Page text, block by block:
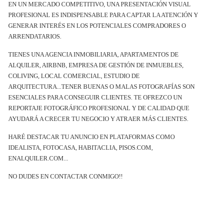
EN UN MERCADO COMPETITIVO, UNA PRESENTACIÓN VISUAL
PROFESIONAL ES INDISPENSABLE PARA CAPTAR LA ATENCIÓN Y
GENERAR INTERÉS EN LOS POTENCIALES COMPRADORES O
ARRENDATARIOS.
TIENES UNA AGENCIA INMOBILIARIA, APARTAMENTOS DE
ALQUILER, AIRBNB, EMPRESA DE GESTIÓN DE INMUEBLES,
COLIVING, LOCAL COMERCIAL, ESTUDIO DE
ARQUITECTURA...TENER BUENAS O MALAS FOTOGRAFÍAS SON
ESENCIALES PARA CONSEGUIR CLIENTES. TE OFREZCO UN
REPORTAJE FOTOGRÁFICO PROFESIONAL Y DE CALIDAD QUE
AYUDARÁ A CRECER TU NEGOCIO Y ATRAER MÁS CLIENTES.
HARÉ DESTACAR TU ANUNCIO EN PLATAFORMAS COMO
IDEALISTA, FOTOCASA, HABITACLIA, PISOS.COM,
ENALQUILER.COM...
NO DUDES EN CONTACTAR CONMIGO!!